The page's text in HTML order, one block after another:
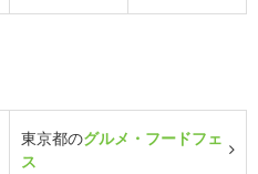
東京都のグルメ・フードフェ
ス